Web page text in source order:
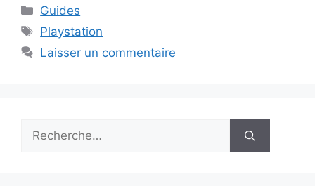
Catégories
Guides
Étiquettes
Playstation
Laisser un commentaire
Rechercher :